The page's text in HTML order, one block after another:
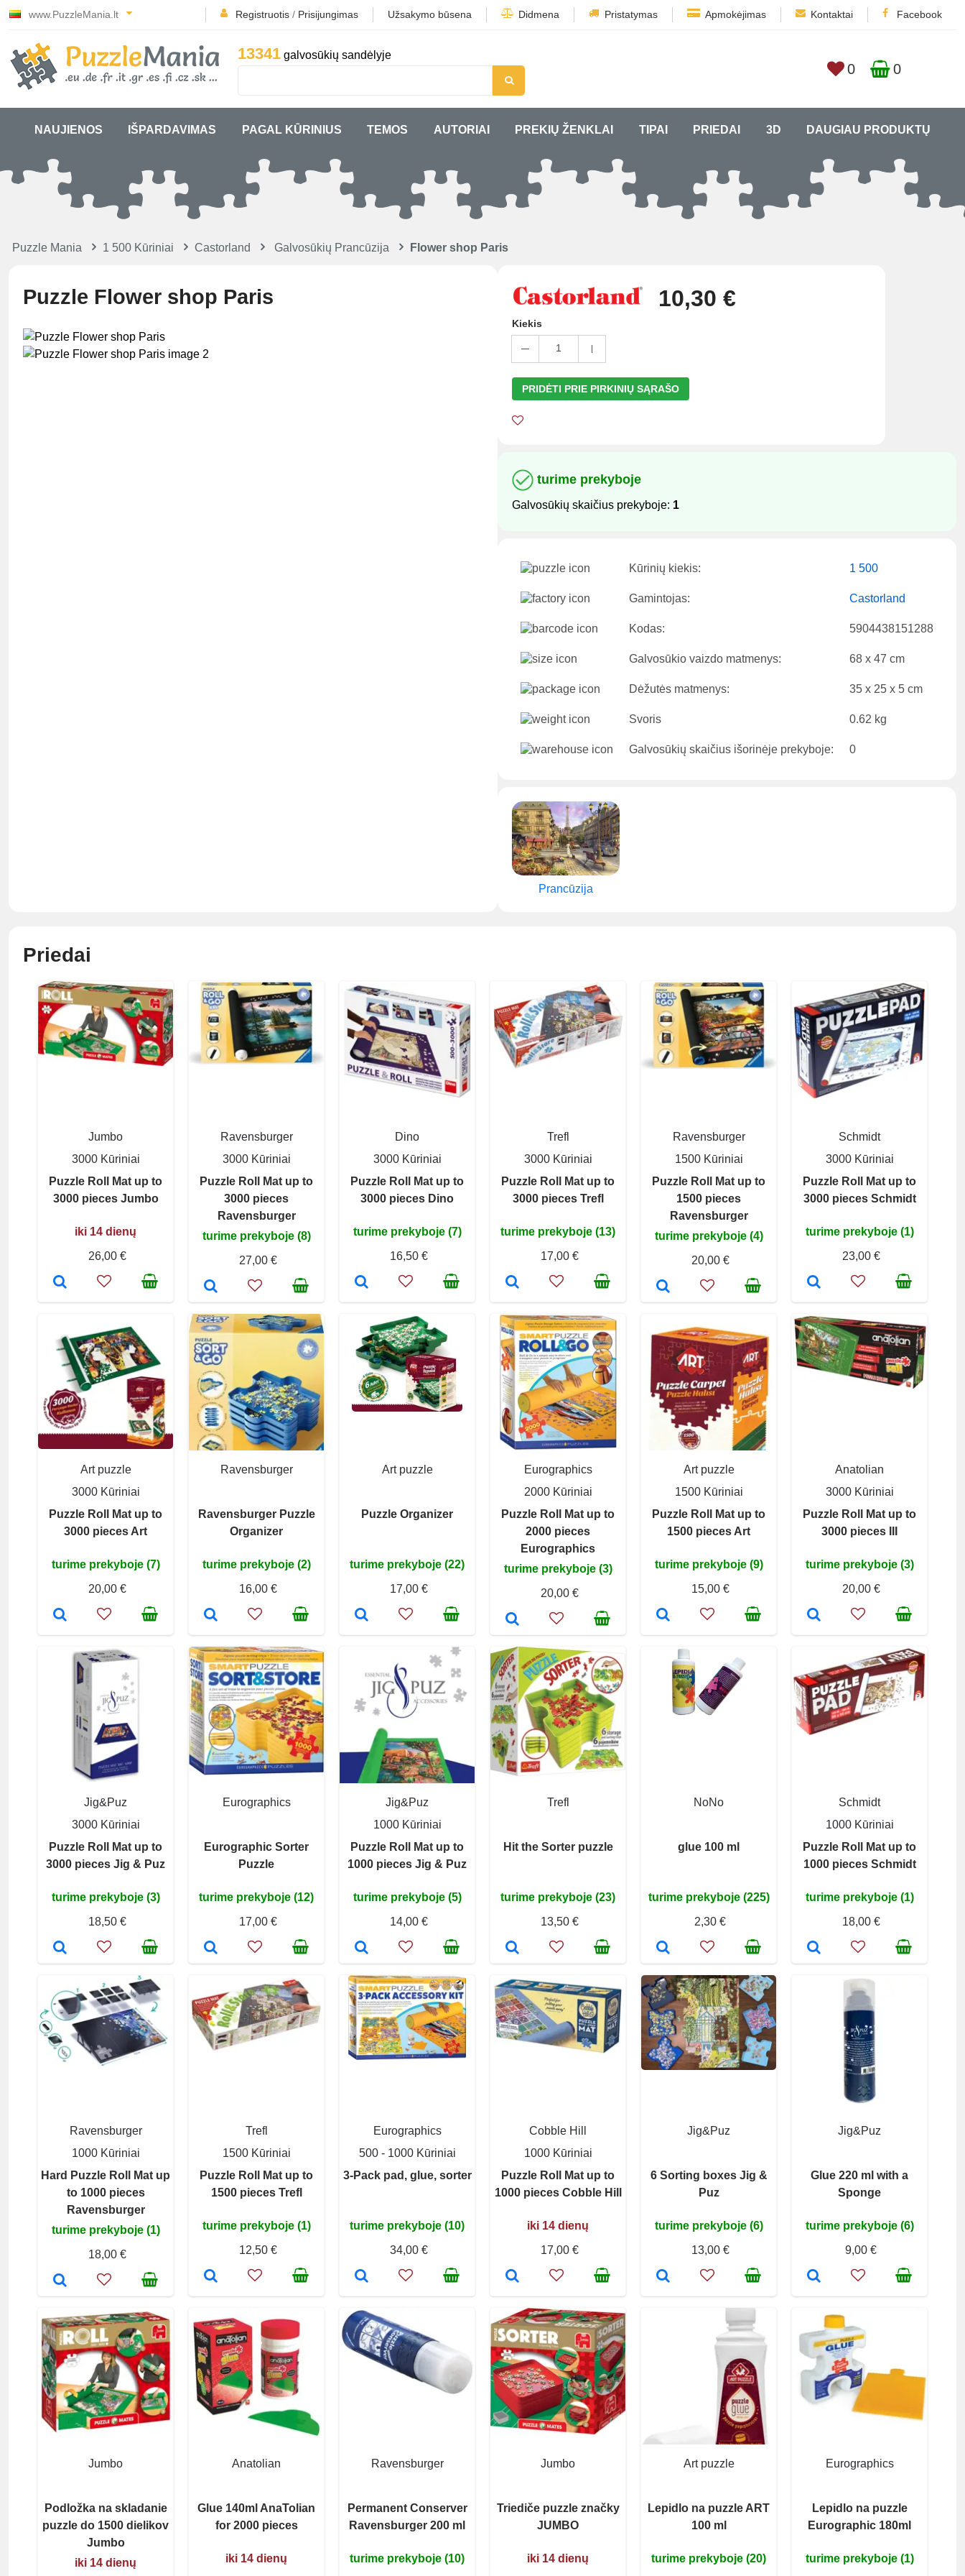
www.PuzzleMania.lt Registruotis / Prisijungimas Užsakymo būsena Didmena Pristatymas Apmokėjimas Kontaktai Facebook
13341 galvosūkių sandėlyje
0 0
NAUJIENOS IŠPARDAVIMAS PAGAL KŪRINIUS TEMOS AUTORIAI PREKIŲ ŽENKLAI TIPAI PRIEDAI 3D DAUGIAU PRODUKTŲ
Puzzle Mania 1 500 Kūriniai Castorland Galvosūkių Prancūzija Flower shop Paris
Puzzle Flower shop Paris 10,30 €
Kiekis
1
PRIDĖTI PRIE PIRKINIŲ SĄRAŠO
turime prekyboje
Galvosūkių skaičius prekyboje: 1
Kūrinių kiekis: 1 500
Gamintojas: Castorland
Kodas: 5904438151288
Galvosūkio vaizdo matmenys: 68 x 47 cm
Dėžutės matmenys: 35 x 25 x 5 cm
Svoris 0.62 kg
Galvosūkių skaičius išorinėje prekyboje: 0
Prancūzija
Priedai
Jumbo
3000 Kūriniai
Puzzle Roll Mat up to
3000 pieces Jumbo
iki 14 dienų
26,00 €
Ravensburger
3000 Kūriniai
Puzzle Roll Mat up to
3000 pieces
Ravensburger
turime prekyboje (8)
27,00 €
Dino
3000 Kūriniai
Puzzle Roll Mat up to
3000 pieces Dino
turime prekyboje (7)
16,50 €
Trefl
3000 Kūriniai
Puzzle Roll Mat up to
3000 pieces Trefl
turime prekyboje (13)
17,00 €
Ravensburger
1500 Kūriniai
Puzzle Roll Mat up to
1500 pieces
Ravensburger
turime prekyboje (4)
20,00 €
Schmidt
3000 Kūriniai
Puzzle Roll Mat up to
3000 pieces Schmidt
turime prekyboje (1)
23,00 €
Art puzzle
3000 Kūriniai
Puzzle Roll Mat up to
3000 pieces Art
turime prekyboje (7)
20,00 €
Ravensburger
Ravensburger Puzzle
Organizer
turime prekyboje (2)
16,00 €
Art puzzle
Puzzle Organizer
turime prekyboje (22)
17,00 €
Eurographics
2000 Kūriniai
Puzzle Roll Mat up to
2000 pieces
Eurographics
turime prekyboje (3)
20,00 €
Art puzzle
1500 Kūriniai
Puzzle Roll Mat up to
1500 pieces Art
turime prekyboje (9)
15,00 €
Anatolian
3000 Kūriniai
Puzzle Roll Mat up to
3000 pieces III
turime prekyboje (3)
20,00 €
Jig&Puz
3000 Kūriniai
Puzzle Roll Mat up to
3000 pieces Jig & Puz
turime prekyboje (3)
18,50 €
Eurographics
Eurographic Sorter
Puzzle
turime prekyboje (12)
17,00 €
Jig&Puz
1000 Kūriniai
Puzzle Roll Mat up to
1000 pieces Jig & Puz
turime prekyboje (5)
14,00 €
Trefl
Hit the Sorter puzzle
turime prekyboje (23)
13,50 €
NoNo
glue 100 ml
turime prekyboje (225)
2,30 €
Schmidt
1000 Kūriniai
Puzzle Roll Mat up to
1000 pieces Schmidt
turime prekyboje (1)
18,00 €
Ravensburger
1000 Kūriniai
Hard Puzzle Roll Mat up
to 1000 pieces
Ravensburger
turime prekyboje (1)
18,00 €
Trefl
1500 Kūriniai
Puzzle Roll Mat up to
1500 pieces Trefl
turime prekyboje (1)
12,50 €
Eurographics
500 - 1000 Kūriniai
3-Pack pad, glue, sorter
turime prekyboje (10)
34,00 €
Cobble Hill
1000 Kūriniai
Puzzle Roll Mat up to
1000 pieces Cobble Hill
iki 14 dienų
17,00 €
Jig&Puz
6 Sorting boxes Jig &
Puz
turime prekyboje (6)
13,00 €
Jig&Puz
Glue 220 ml with a
Sponge
turime prekyboje (6)
9,00 €
Jumbo
Podložka na skladanie
puzzle do 1500 dielikov
Jumbo
iki 14 dienų
Anatolian
Glue 140ml AnaTolian
for 2000 pieces
iki 14 dienų
Ravensburger
Permanent Conserver
Ravensburger 200 ml
turime prekyboje (10)
Jumbo
Triediče puzzle značky
JUMBO
iki 14 dienų
Art puzzle
Lepidlo na puzzle ART
100 ml
turime prekyboje (20)
Eurographics
Lepidlo na puzzle
Eurographic 180ml
turime prekyboje (1)